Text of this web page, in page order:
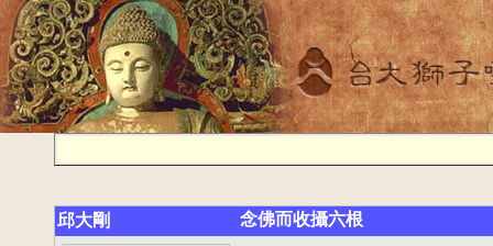
邱大剛 念佛而收攝六根